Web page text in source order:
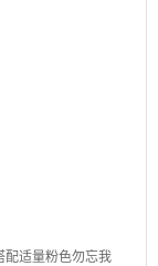
适量粉色勿忘我